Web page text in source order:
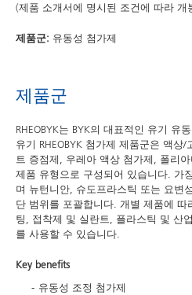
(제품 소개서에 명시된 조건에 따라 개
제품군: 유동성 첨가제
제품군
RHEOBYK는 BYK의 대표적인 유기 유
유기 RHEOBYK 첨가제 제품군은 액상
트 증점제, 우레아 액상 첨가제, 폴리
제품 유형으로 구성되어 있습니다. 가
며 뉴턴니안, 슈도프라스틱 또는 요변
단 범위를 포괄합니다. 개별 제품에
팅, 접착제 및 실란트, 플라스틱 및 산
를 사용할 수 있습니다.
Key benefits
유동성 조정 첨가제